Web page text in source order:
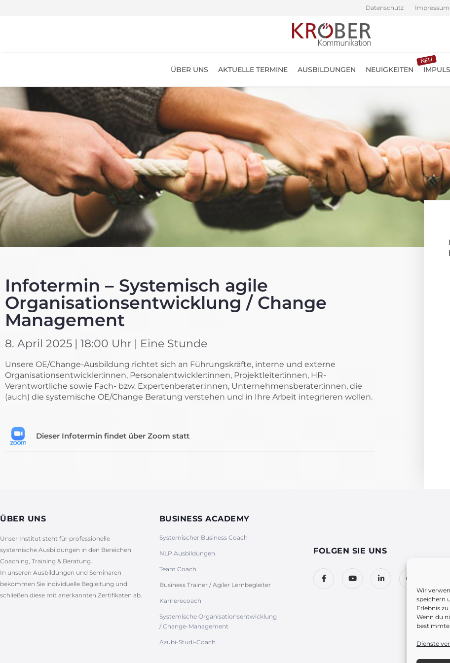
Wir
speichern
Erlebnis
Wenn du
Dienste
Datenschutz Impressum
ÜBER UNS AKTUELLE TERMINE AUSBILDUNGEN NEUIGKEITEN
NEU
Infotermin – Systemisch agile
Organisationsentwicklung / Change
Management
8. April 2025 | 18:00 Uhr | Eine Stunde
Unsere OE/Change-Ausbildung richtet sich an Führungskräfte, interne und externe
Organisationsentwickler:innen, Personalentwickler:innen, Projektleiter:innen, HR-
Verantwortliche sowie Fach- bzw. Expertenberater:innen, Unternehmensberater:innen, die
(auch) die systemische OE/Change Beratung verstehen und in Ihre Arbeit integrieren wollen.
Dieser Infotermin findet über Zoom statt
ÜBER UNS
Unser Institut steht für professionelle
systemische Ausbildungen in den Bereichen
Coaching, Training & Beratung.
In unseren Ausbildungen und Seminaren
bekommen Sie individuelle Begleitung und
schließen diese mit anerkannten Zertifikaten ab.
BUSINESS ACADEMY
Systemischer Business Coach
NLP Ausbildungen
Team Coach
Business Trainer / Agiler Lernbegleiter
Karrierecoach
Systemische Organisationsentwicklung
/ Change-Management
Azubi-Studi-Coach
FOLGEN SIE UNS